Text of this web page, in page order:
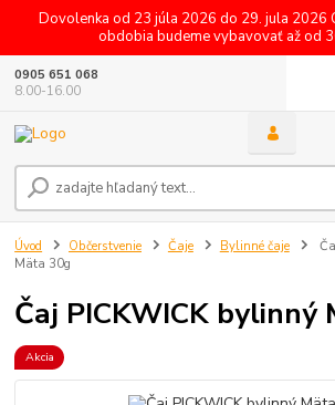
Dovolenka od 23 júla 2026 do 29. jula 2026
obdobia budeme vybavovať až od
0905 651 068
8.00-16.00
Úvod Občerstvenie Čaje Bylinné čaje
Mäta 30g
Čaj PICKWICK bylinný
Akcia